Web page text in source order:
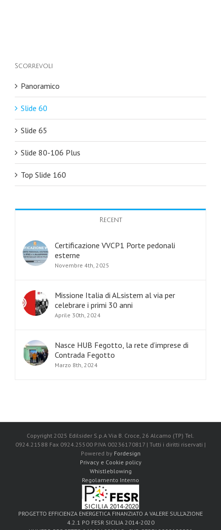
Scorrevoli
Panoramico
Slide 60
Slide 65
Slide 80-106 Plus
Top Slide 160
Recent
Certificazione VVCP1 Porte pedonali
esterne
Novembre 4th, 2025
Missione Italia di ALsistem al via per
celebrare i primi 30 anni
Aprile 30th, 2024
Nasce HUB Fegotto, la rete d’imprese di
Contrada Fegotto
Marzo 8th, 2024
Copyright 2025 Edilsider S.p.A Via B. Croce, 26 Alcamo (TP) Tel.
0924.21588 Fax 0924.25500 P.IVA 00236170817 | Tutti i diritti riservati |
Powered by Fordesign
Privacy e Cookie policy
Whistleblowing
Regolamento Interno
PROGETTO EFFICIENZA ENERGETICA FINANZIATO A VALERE SULL’AZIONE
4.2.1 PO FESR SICILIA 2014-2020